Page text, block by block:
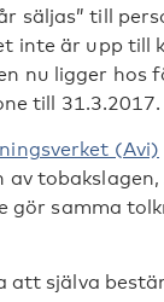
säljas” till
inte är upp till
nu ligger hos
till 31.3.2017.
(Avi)
tobakslagen,
samma
själva